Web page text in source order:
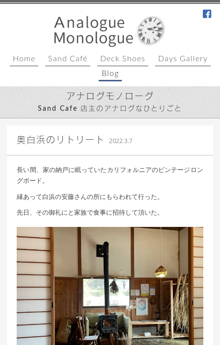
Home Sand Café Deck Shoes
Days Gallery
Blog
アナログモノローグ
Sand Cafe 店主のアナログなひとりごと
奥白浜のリトリート 2022.3.7
長い間、家の納戸に眠っていたカリフォルニアのビンテージロン
グボード。
縁あって白浜の安藤さんの所にもらわれて行った。
先日、その御礼にと家族で食事に招待して頂いた。